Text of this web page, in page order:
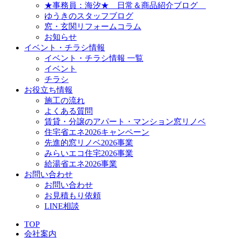
★事務員：海汐★ 日常＆商品紹介ブログ
ゆうきのスタッフブログ
窓・玄関リフォームコラム
お知らせ
イベント・チラシ情報
イベント・チラシ情報 一覧
イベント
チラシ
お役立ち情報
施工の流れ
よくある質問
賃貸・分譲のアパート・マンション窓リノベ
住宅省エネ2026キャンペーン
先進的窓リノベ2026事業
みらいエコ住宅2026事業
給湯省エネ2026事業
お問い合わせ
お問い合わせ
お見積もり依頼
LINE相談
TOP
会社案内